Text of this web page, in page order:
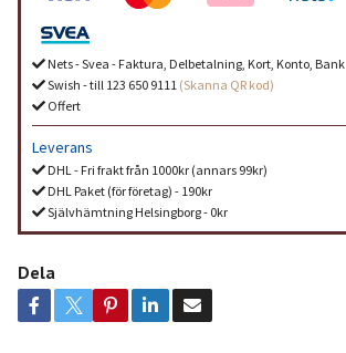
Nets - Svea - Faktura, Delbetalning, Kort, Konto, Bank
Swish - till 123 650 9111 (Skanna QR kod)
Offert
Leverans
DHL - Fri frakt från 1000kr (annars 99kr)
DHL Paket (för företag) - 190kr
Självhämtning Helsingborg - 0kr
Dela